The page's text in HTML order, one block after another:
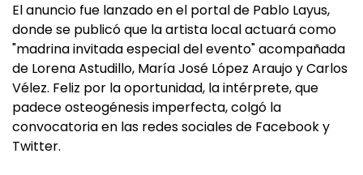
El anuncio fue lanzado en el portal de Pablo Layus,
donde se publicó que la artista local actuará como
"madrina invitada especial del evento" acompañada
de Lorena Astudillo, María José López Araujo y Carlos
Vélez. Feliz por la oportunidad, la intérprete, que
padece osteogénesis imperfecta, colgó la
convocatoria en las redes sociales de Facebook y
Twitter.